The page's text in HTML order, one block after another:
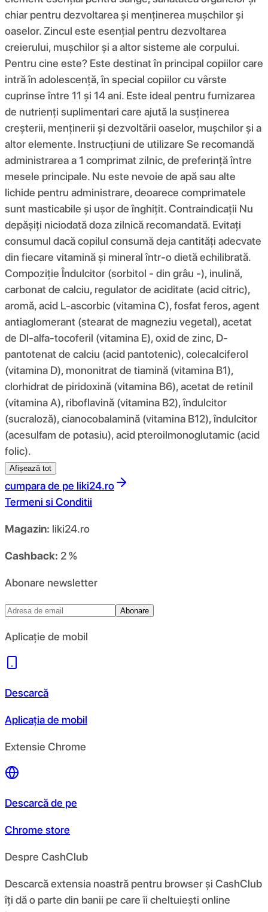
chiar pentru dezvoltarea și menținerea mușchilor și
oaselor. Zincul este esențial pentru dezvoltarea
creierului, mușchilor și a altor sisteme ale corpului.
Pentru cine este? Este destinat în principal copiilor care
intră în adolescență, în special copiilor cu vârste
cuprinse între 11 și 14 ani. Este ideal pentru furnizarea
de nutrienți suplimentari care ajută la susținerea
creșterii, menținerii și dezvoltării oaselor, mușchilor și a
altor elemente. Instrucțiuni de utilizare Se recomandă
administrarea a 1 comprimat zilnic, de preferință între
mesele principale. Nu este nevoie de apă sau alte
lichide pentru administrare, deoarece comprimatele
sunt masticabile și ușor de înghițit. Contraindicații Nu
depășiți niciodată doza zilnică recomandată. Evitați
consumul dacă copilul consumă deja cantități adecvate
din fiecare vitamină și mineral într-o dietă echilibrată.
Compoziţie Îndulcitor (sorbitol - din grâu -), inulină,
carbonat de calciu, regulator de aciditate (acid citric),
aromă, acid L-ascorbic (vitamina C), fosfat feros, agent
antiaglomerant (stearat de magneziu vegetal), acetat
de Dl-alfa-tocoferil (vitamina E), oxid de zinc, D-
pantotenat de calciu (acid pantotenic), colecalciferol
(vitamina D), mononitrat de tiamină (vitamina B1),
clorhidrat de piridoxină (vitamina B6), acetat de retinil
(vitamina A), riboflavină (vitamina B2), îndulcitor
(sucraloză), cianocobalamină (vitamina B12), îndulcitor
(acesulfam de potasiu), acid pteroilmonoglutamic (acid
folic).
Afișează tot
cumpara de pe liki24.ro
Termeni si Conditii
Magazin: liki24.ro
Cashback: 2 %
Abonare newsletter
Abonare
Aplicație de mobil
Descarcă
Aplicația de mobil
Extensie Chrome
Descarcă de pe
Chrome store
Despre CashClub
Descarcă extensia noastră pentru browser și CashClub
îți dă o parte din banii pe care îi cheltuiești online